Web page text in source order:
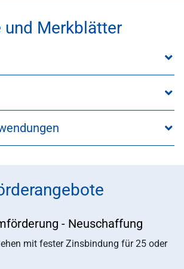
und Merkblätter
- Neuschaffung
mit fester Zinsbindung für 25 oder